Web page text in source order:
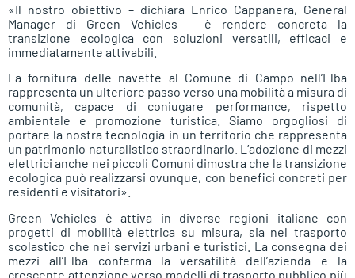
«Il nostro obiettivo – dichiara Enrico Cappanera, General
Manager di Green Vehicles – è rendere concreta la
transizione ecologica con soluzioni versatili, efficaci e
immediatamente attivabili.
La fornitura delle navette al Comune di Campo nell’Elba
rappresenta un ulteriore passo verso una mobilità a misura di
comunità, capace di coniugare performance, rispetto
ambientale e promozione turistica. Siamo orgogliosi di
portare la nostra tecnologia in un territorio che rappresenta
un patrimonio naturalistico straordinario. L’adozione di mezzi
elettrici anche nei piccoli Comuni dimostra che la transizione
ecologica può realizzarsi ovunque, con benefici concreti per
residenti e visitatori».
Green Vehicles è attiva in diverse regioni italiane con
progetti di mobilità elettrica su misura, sia nel trasporto
scolastico che nei servizi urbani e turistici. La consegna dei
mezzi all’Elba conferma la versatilità dell’azienda e la
crescente attenzione verso modelli di trasporto pubblico più